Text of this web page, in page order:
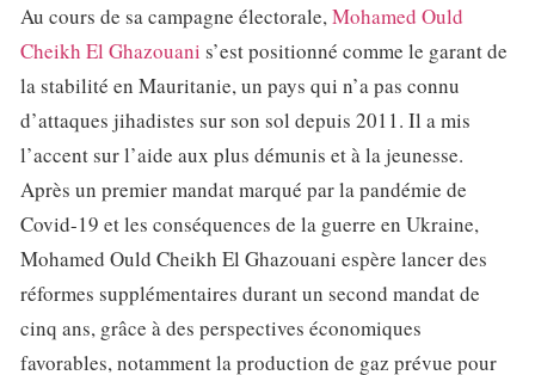
Au cours de sa campagne électorale,Mohamed Ould
Cheikh El Ghazouani s’est positionné comme le garant de
la stabilité en Mauritanie, un pays qui n’a pas connu
d’attaques jihadistes sur son sol depuis 2011. Il a mis
l’accent sur l’aide aux plus démunis et à la jeunesse.
Après un premier mandat marqué par la pandémie de
Covid-19 et les conséquences de la guerre en Ukraine,
Mohamed Ould Cheikh El Ghazouani espère lancer des
réformes supplémentaires durant un second mandat de
cinq ans, grâce à des perspectives économiques
favorables, notamment la production de gaz prévue pour